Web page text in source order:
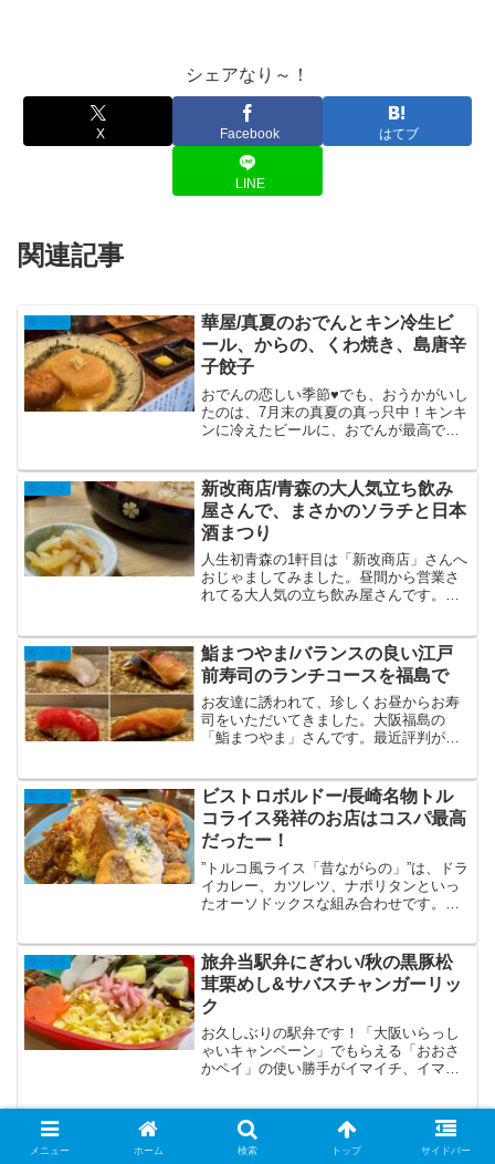
シェアなり～！
X Facebook はてブ
LINE
関連記事
食べ歩き
華屋/真夏のおでんとキン冷生ビ
ール、からの、くわ焼き、島唐辛
子餃子
おでんの恋しい季節♥でも、おうかがいし
たのは、7月末の真夏の真っ只中！キンキ
ンに冷えたビールに、おでんが最高でし
なる不思議なおでんや、焼鳥、なぜか島
唐辛子を使った餃子まであって、思わず
食べ過ぎちゃいました。いただいた変わ
り種おでんや、焼き物等についてまとめ
てみました。
食べ歩き
新改商店/青森の大人気立ち飲み
屋さんで、まさかのソラチと日本
酒まつり
人生初青森の1軒目は「新改商店」さんへ
おじゃましてみました。昼間から営業さ
れてる大人気の立ち飲み屋さんです。平
後で他のお店に行って、「新改商店」さ
んにすぐ入れたとお話すると、皆驚かれ
ていたので、本当にラッキーなタイミン
グだったみたいです。
食べ歩き
鮨まつやま/バランスの良い江戸
前寿司のランチコースを福島で
お友達に誘われて、珍しくお昼からお寿
司をいただいてきました。大阪福島の
「鮨まつやま」さんです。最近評判が良
小ぢんまりとした店内は居心地も良く
て、目の前でお寿司が出来る様子を見な
がら楽しいランチにナリました(^^)
食べ歩き
ビストロボルドー/長崎名物トル
コライス発祥のお店はコスパ最高
だったー！
”トルコ風ライス「昔ながらの」”は、ドラ
イカレー、カツレツ、ナポリタンといっ
たオーソドックスな組み合わせです。こ
お父様への尊敬の念等、シェフのお人柄
や姿勢も感じられてさらにお料理が楽し
みにナリました。
食べ歩き
旅弁当駅弁にぎわい/秋の黒豚松
茸栗めし&サバスチャンガーリッ
ク
お久しぶりの駅弁です！「大阪いらっし
ゃいキャンペーン」でもらえる「おおさ
かペイ」の使い勝手がイマイチ、イマニ
分からない！」みたいな気がしてるんで
すが、ここだけ押さえておけば全て解決
です♪新大阪駅にある「旅弁当 駅弁にぎ
わい アルデ新大阪店」さんです！
食べ歩き
道後麦酒館/真夏の夕方はさっぱ
り爽やか道後ライムエールで乾杯
メニュー ホーム 検索 トップ サイドバー